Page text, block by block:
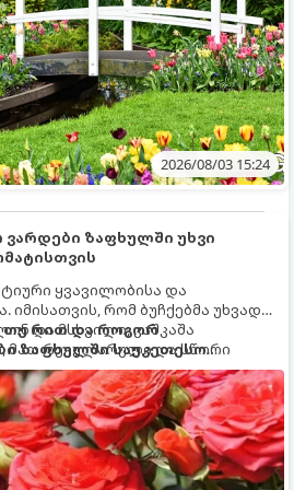
2026/08/03 15:24
ზაფხულში უხვი
ყვავილობისა და
იმისათვის, რომ ბუჩქებმა უხვად,
და მსხვილი, კაშკაშა
მათ რეგულარული და სწორი
ზაფხულის პერიოდში მცენარის
ამიტომ მნიშვნელოვანია
გამოიყენება ამ დროს.
თუ რით და როგორ
ზაფხულში საუკეთესო